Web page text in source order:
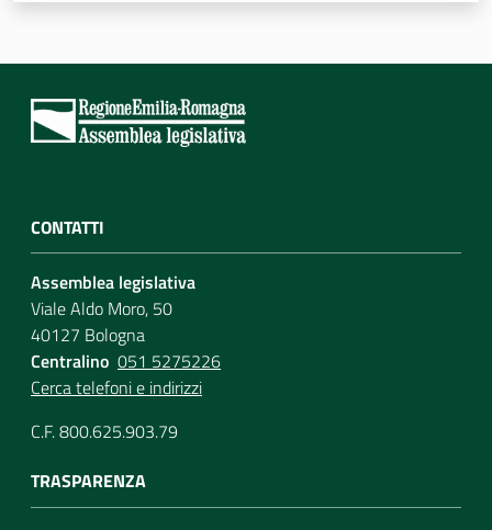
Assemblea
Attività
Argomenti
Per i cittadini
CONTATTI
Assemblea legislativa
Viale Aldo Moro, 50
40127 Bologna
Centralino 051 5275226
Cerca telefoni e indirizzi
C.F. 800.625.903.79
TRASPARENZA